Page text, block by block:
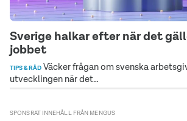
Sverige halkar efter när det
jobbet
TIPS & RÅD Väcker frågan om svenska
utvecklingen när det…
SPONSRAT INNEHÅLL FRÅN MENGUS